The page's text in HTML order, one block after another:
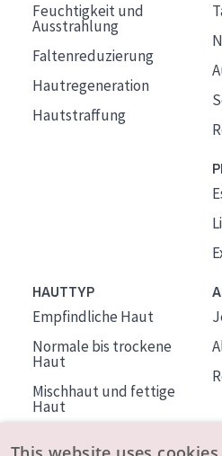
Feuchtigkeit und
Ausstrahlung
Faltenreduzierung
Hautregeneration
Hautstraffung
HAUTTYP
Empfindliche Haut
Normale bis trockene
Haut
Mischhaut und fettige
Haut